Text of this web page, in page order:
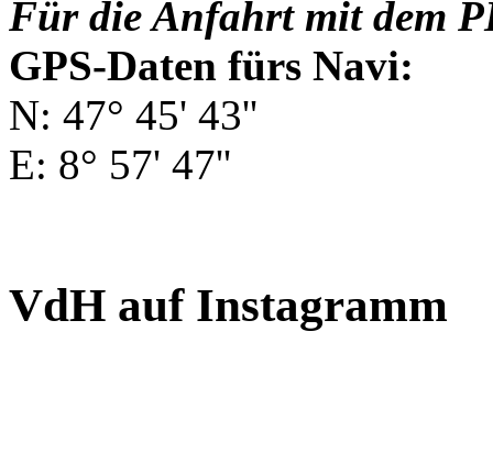
Für die Anfahrt mit dem
GPS-Daten fürs Navi:
N: 47° 45' 43''
E: 8° 57' 47''
VdH auf Instagramm